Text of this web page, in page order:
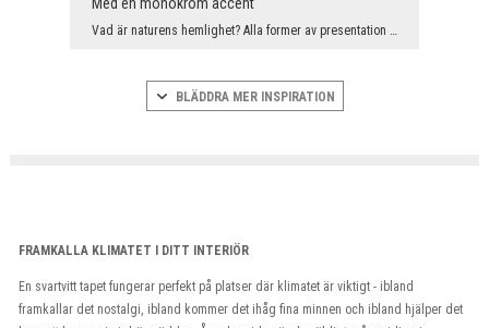
Vad är naturens hemlighet? Alla former av presentation ger extraordinära fördelar. Det spelar ing...
BLÄDDRA MER INSPIRATION
FRAMKALLA KLIMATET I DITT INTERIÖR
En svartvitt tapet fungerar perfekt på platser där klimatet är viktigt - ibland
framkallar det nostalgi, ibland kommer det ihåg fina minnen och ibland hjälper det